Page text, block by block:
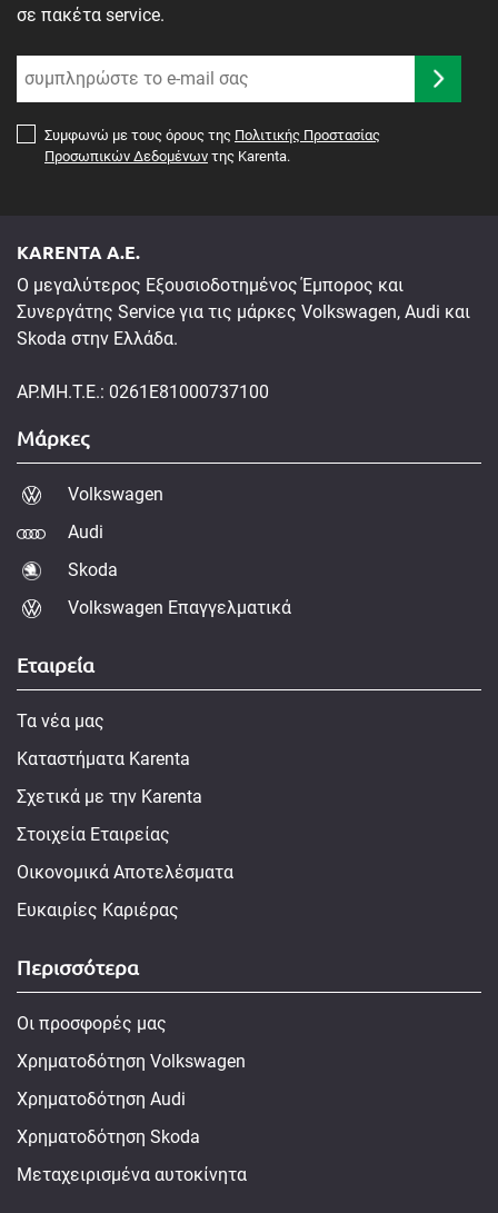
σε πακέτα service.
Συμφωνώ με τους όρους της Πολιτικής Προστασίας
Προσωπικών Δεδομένων της Karenta.
KARENTA A.E.
Ο μεγαλύτερος Εξουσιοδοτημένος Έμπορος και
Συνεργάτης Service για τις μάρκες Volkswagen, Audi και
Skoda στην Ελλάδα.
ΑΡ.ΜΗ.Τ.Ε.: 0261E81000737100
Μάρκες
Volkswagen
Audi
Skoda
Volkswagen Επαγγελματικά
Εταιρεία
Τα νέα μας
Καταστήματα Karenta
Σχετικά με την Karenta
Στοιχεία Εταιρείας
Οικονομικά Αποτελέσματα
Ευκαιρίες Καριέρας
Περισσότερα
Οι προσφορές μας
Χρηματοδότηση Volkswagen
Χρηματοδότηση Audi
Χρηματοδότηση Skoda
Μεταχειρισμένα αυτοκίνητα